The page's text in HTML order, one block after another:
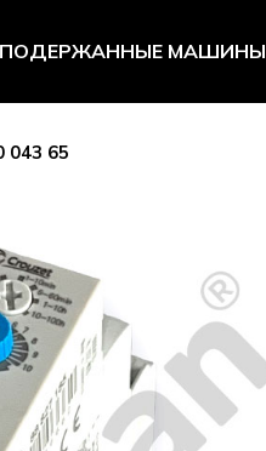
ПОДЕРЖАННЫЕ МАШИНЫ
043 65